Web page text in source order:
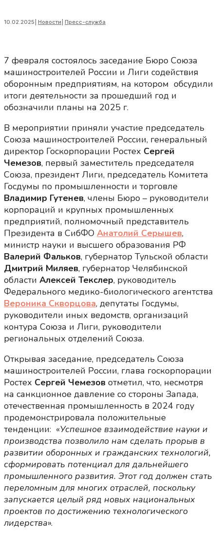
10.02.2025 Новости Пресс-служба
7 февраля состоялось заседание Бюро Союза
машиностроителей России и Лиги содействия
оборонным предприятиям, на котором обсудили
итоги деятельности за прошедший год и
обозначили планы на 2025 г.
В мероприятии приняли участие председатель
Союза машиностроителей России, генеральный
директор Госкорпорации Ростех Сергей
Чемезов, первый заместитель председателя
Cоюза, президент Лиги, председатель Комитета
Госдумы по промышленности и торговле
Владимир Гутенев, члены Бюро – руководители
корпораций и крупных промышленных
предприятий, полномочный представитель
Президента в СибФО Анатолий Серышев,
министр науки и высшего образования РФ
Валерий Фальков, губернатор Тульской области
Дмитрий Миляев, губернатор Челябинской
области Алексей Текслер, руководитель
Федерального медико-биологического агентства
Вероника Скворцова, депутаты Госдумы,
руководители иных ведомств, организаций
контура Союза и Лиги, руководители
региональных отделений Союза.
Открывая заседание, председатель Союза
машиностроителей России, глава госкорпорации
Ростех Сергей Чемезов отметил, что, несмотря
на санкционное давление со стороны Запада,
отечественная промышленность в 2024 году
продемонстрировала положительные
тенденции: «Успешное взаимодействие науки и
производства позволило нам сделать прорыв в
развитии оборонных и гражданских технологий,
сформировать потенциал для дальнейшего
промышленного развития. Этот год должен стать
переломным для многих отраслей, поскольку
запускается целый ряд новых национальных
проектов по достижению технологического
лидерства».